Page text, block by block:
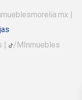
|
| /MInmuebles